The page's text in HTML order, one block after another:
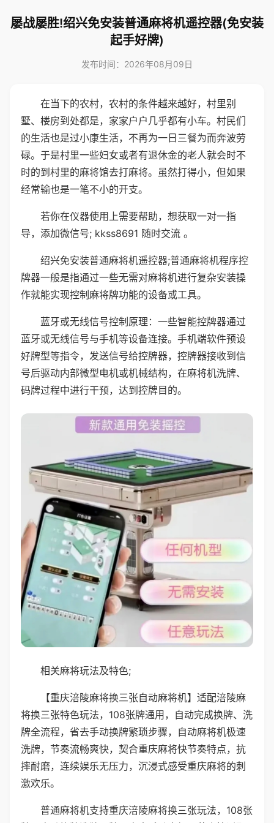
屡战屡胜!绍兴免安装普通麻将机遥控器(免安装
起手好牌)
发布时间：2026年08月09日
在当下的农村，农村的条件越来越好，村里别
墅、楼房到处都是，家家户户几乎都有小车。村民们
的生活也是过小康生活，不再为一日三餐为而奔波劳
碌。于是村里一些妇女或者有退休金的老人就会时不
时的到村里的麻将馆去打麻将。虽然打得小，但如果
经常输也是一笔不小的开支。
若你在仪器使用上需要帮助，想获取一对一指
导，添加微信号; kkss8691 随时交流 。
绍兴免安装普通麻将机遥控器;普通麻将机程序控
牌器一般是指通过一些无需对麻将机进行复杂安装操
作就能实现控制麻将牌功能的设备或工具。
蓝牙或无线信号控制原理：一些智能控牌器通过
蓝牙或无线信号与手机等设备连接。手机端软件预设
好牌型等指令，发送信号给控牌器，控牌器接收到信
号后驱动内部微型电机或机械结构，在麻将机洗牌、
码牌过程中进行干预，达到控牌目的。
相关麻将玩法及特色;
【重庆涪陵麻将换三张自动麻将机】适配涪陵麻
将换三张特色玩法，108张牌通用，自动完成换牌、洗
牌全流程，省去手动换牌繁琐步骤，自动麻将机极速
洗牌，节奏流畅爽快，契合重庆麻将快节奏特点，抗
摔耐磨，连续娱乐无压力，沉浸式感受重庆麻将的刺
激欢乐。
普通麻将机支持重庆涪陵麻将换三张玩法，108张